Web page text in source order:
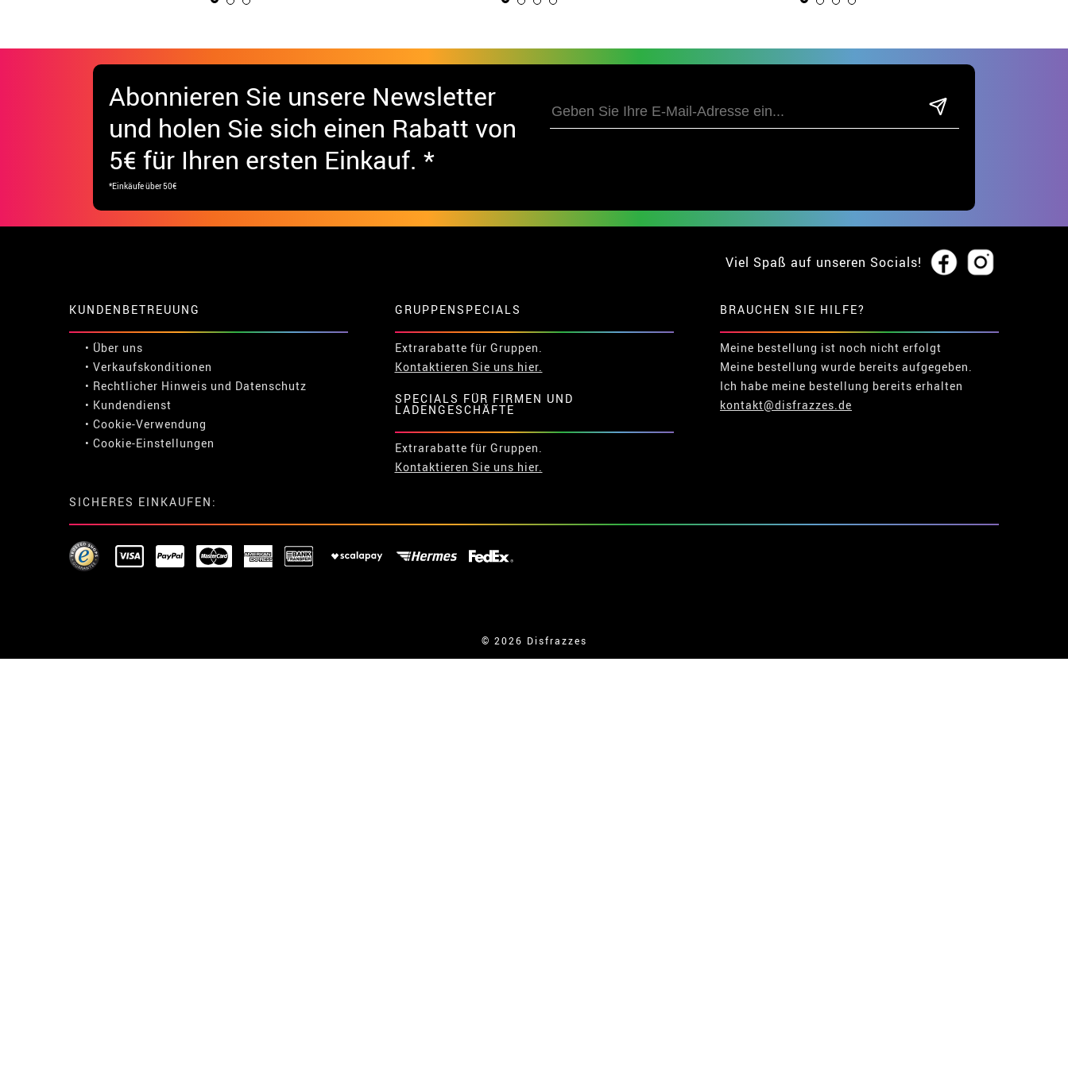
Abonnieren Sie unsere Newsletter
und holen Sie sich einen Rabatt von
5€ für Ihren ersten Einkauf. *
*Einkäufe über 50€
Viel Spaß auf unseren Socials!
KUNDENBETREUUNG
• Über uns
• Verkaufskonditionen
• Rechtlicher Hinweis und Datenschutz
• Kundendienst
• Cookie-Verwendung
• Cookie-Einstellungen
GRUPPENSPECIALS
Extrarabatte für Gruppen.
Kontaktieren Sie uns hier.
SPECIALS FÜR FIRMEN UND
LADENGESCHÄFTE
Extrarabatte für Gruppen.
Kontaktieren Sie uns hier.
BRAUCHEN SIE HILFE?
Meine bestellung ist noch nicht erfolgt
Meine bestellung wurde bereits aufgegeben.
Ich habe meine bestellung bereits erhalten
kontakt@disfrazzes.de
SICHERES EINKAUFEN:
© 2026 Disfrazzes